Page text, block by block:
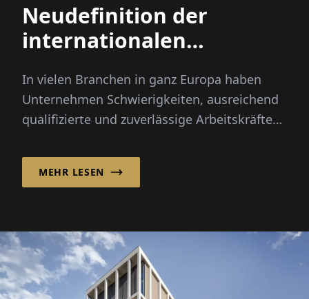
Neudefinition der
internationalen
In vielen Branchen in ganz Europa haben
Unternehmen Schwierigkeiten, ausreichend
qualifizierte und zuverlässige Arbeitskräfte
Wandel und...
MEHR LESEN